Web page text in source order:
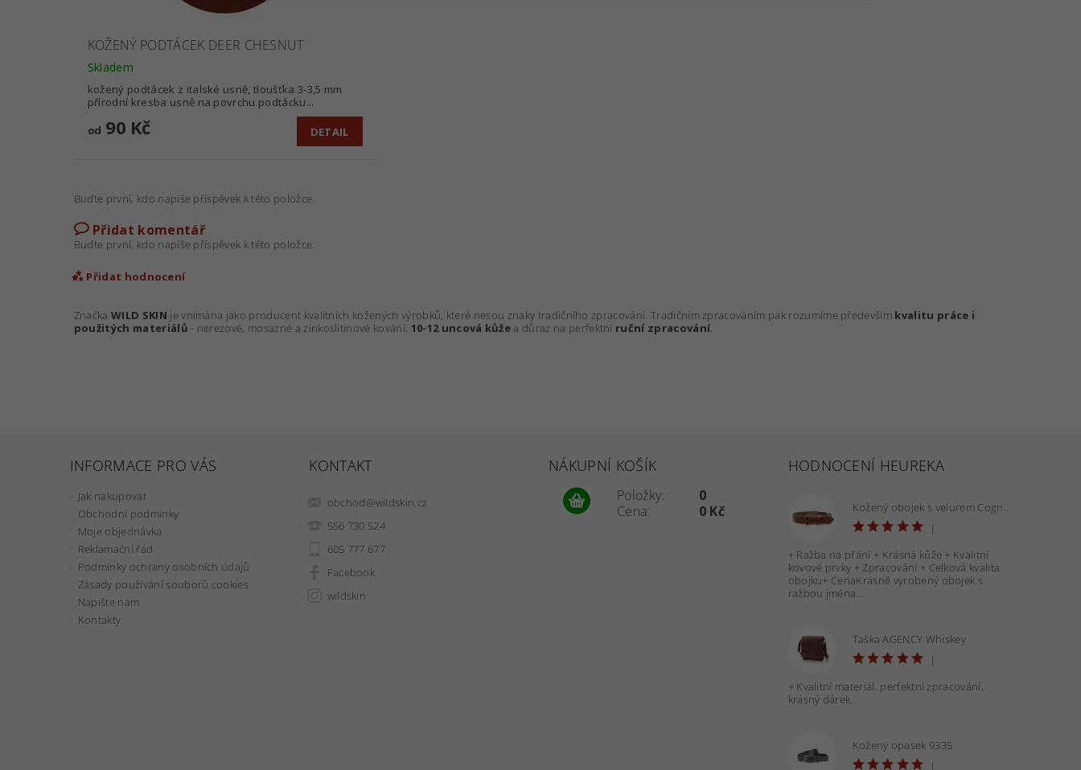
KOŽENÝ PODTÁCEK DEER CHESNUT
Skladem
kožený podtácek z italské usně, tloušťka 3-3,5 mm
přírodní kresba usně na povrchu podtácku...
od 90 Kč DETAIL
Buďte první, kdo napíše příspěvek k této položce.
Přidat komentář
Buďte první, kdo napíše příspěvek k této položce.
Přidat hodnocení
ZnačkaWILD SKIN je vnímána jako producent kvalitních kožených výrobků, které nesou znaky tradičního zpracování. Tradičním zpracováním pak rozumíme především kvalitu práce i
použitých materiálů - nerezové, mosazné a zinkoslitinové kování, 10-12 uncová kůže a důraz na perfektní ruční zpracování.
INFORMACE PRO VÁS
Jak nakupovat
Obchodní podmínky
Moje objednávka
Reklamační řád
Podmínky ochrany osobních údajů
Zásady používání souborů cookies
Napište nám
Kontakty
KONTAKT
obchod@wildskin.cz
556 730 524
605 777 677
Facebook
wildskin
NÁKUPNÍ KOŠÍK
Položky:
Cena:
0
0 Kč
HODNOCENÍ HEUREKA
Kožený obojek s velurem Cognac 40 mm - OBV.100160 COG
|
+ Ražba na přání + Krásná kůže + Kvalitní
kovové prvky + Zpracování + Celková kvalita
obojku+ CenaKrásně vyrobený obojek s
ražbou jména...
Taška AGENCY Whiskey
|
+ Kvalitní materiál, perfektní zpracování,
krásný dárek.
Kožený opasek 9335
|